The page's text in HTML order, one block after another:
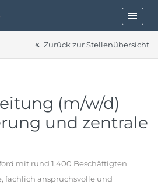
Zurück zur Stellenübersicht
(m/w/d)
und zentrale
mit rund 1.400 Beschäftigten
fachlich anspruchsvolle und